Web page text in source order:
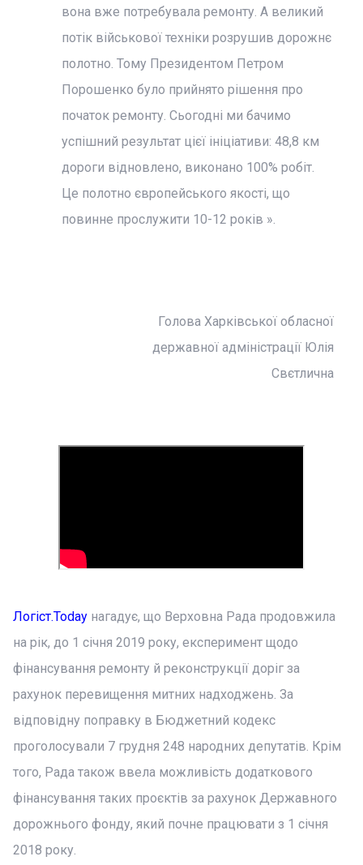
вона вже потребувала ремонту. А великий
потік військової техніки розрушив дорожнє
полотно. Тому Президентом Петром
Порошенко було прийнято рішення про
початок ремонту. Сьогодні ми бачимо
успішний результат цієї ініціативи: 48,8 км
дороги відновлено, виконано 100% робіт.
Це полотно європейського якості, що
повинне прослужити 10-12 років ».
Голова Харківської обласної
державної адміністрації Юлія
Свєтлична
Логіст.Today нагадує, що Верховна Рада продовжила
на рік, до 1 січня 2019 року, експеримент щодо
фінансування ремонту й реконструкції доріг за
рахунок перевищення митних надходжень. За
відповідну поправку в Бюджетний кодекс
проголосували 7 грудня 248 народних депутатів. Крім
того, Рада також ввела можливість додаткового
фінансування таких проєктів за рахунок Державного
дорожнього фонду, який почне працювати з 1 січня
2018 року.